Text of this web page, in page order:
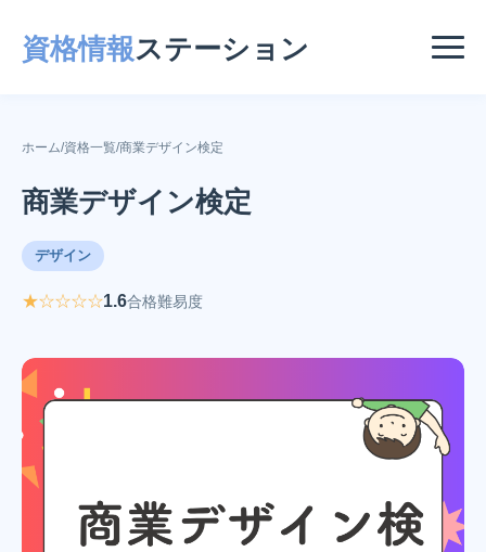
資格情報ステーション
ホーム/資格一覧/商業デザイン検定
商業デザイン検定
デザイン
★☆☆☆☆1.6合格難易度